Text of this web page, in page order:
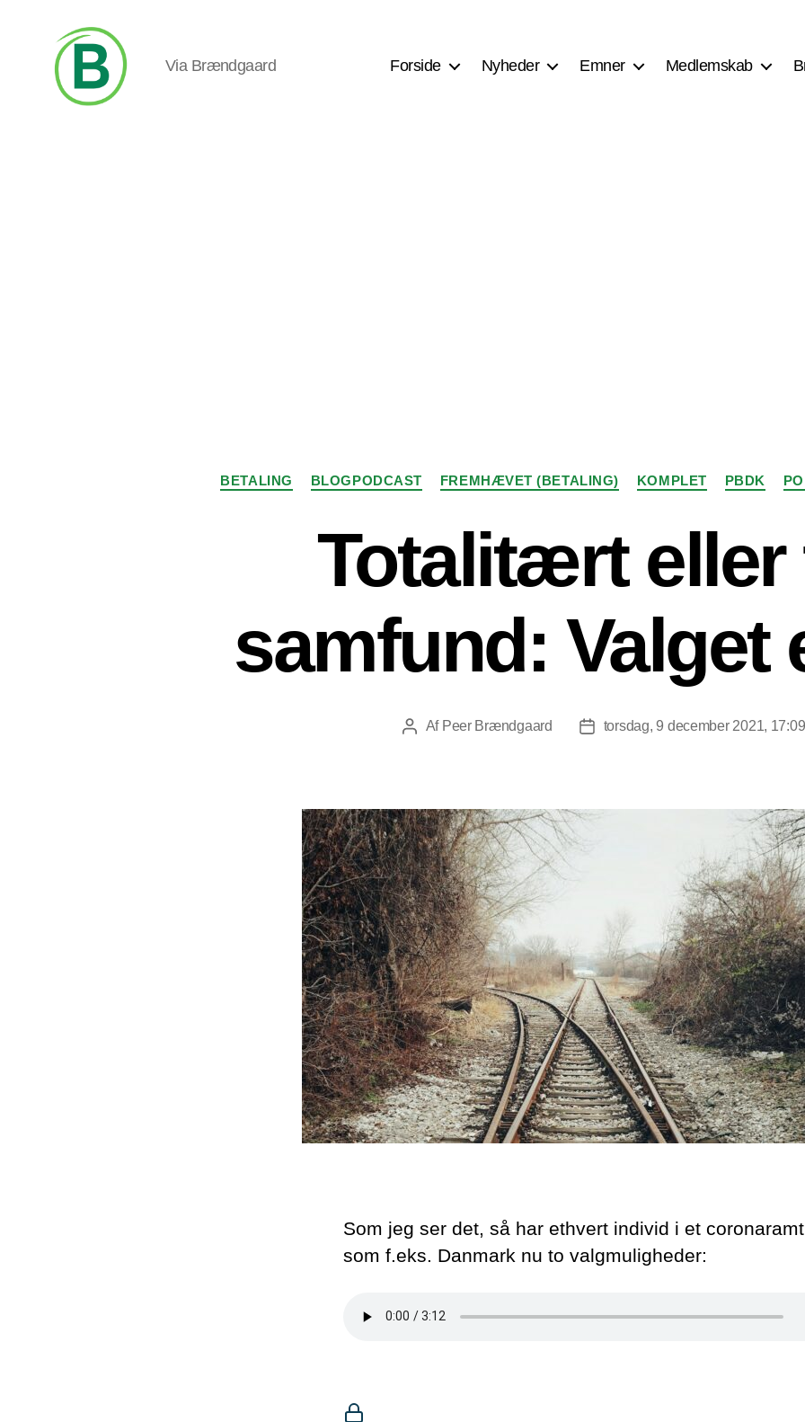
Via Brændgaard Forside Nyheder Emner Medlemskab
Kategorier
BETALING BLOGPODCAST FREMHÆVET (BETALING) KOMPLET PBDK
Totalitært eller
samfund: Valget
Indlægsforfatter
Af Peer Brændgaard Indlægsdato
torsdag, 9 december 2021, 17:09
Som jeg ser det, så har ethvert individ i et
som f.eks. Danmark nu to valgmuligheder: